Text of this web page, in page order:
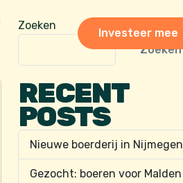
Investeer mee
Zoeken
Zoeken
RECENT
POSTS
Nieuwe boerderij in Nijmegen
Gezocht: boeren voor Malden